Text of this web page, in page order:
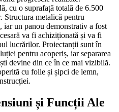
cu o suprafață totală de 6.500
Structura metalică pentru
un panou demonstrativ a fost
va fi achiziționată și va fi
lucrărilor. Proiectanții sunt în
pentru acoperiș, iar separarea
devine din ce în ce mai vizibilă.
cu folie și șipci de lemn,
și Funcții Ale